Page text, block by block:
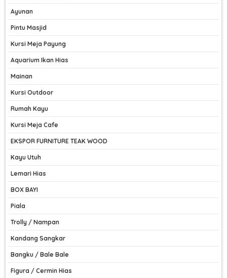
Ayunan
Pintu Masjid
Kursi Meja Payung
Aquarium Ikan Hias
Mainan
Kursi Outdoor
Rumah Kayu
Kursi Meja Cafe
EKSPOR FURNITURE TEAK WOOD
Kayu Utuh
Lemari Hias
BOX BAYI
Piala
Trolly / Nampan
Kandang Sangkar
Bangku / Bale Bale
Figura / Cermin Hias